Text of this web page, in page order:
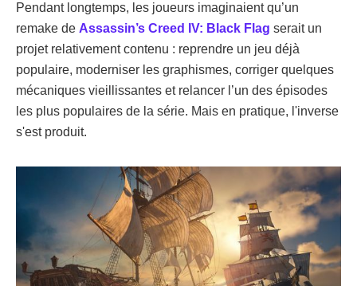
Pendant longtemps, les joueurs imaginaient qu’un
remake de Assassin’s Creed IV: Black Flag serait un
projet relativement contenu : reprendre un jeu déjà
populaire, moderniser les graphismes, corriger quelques
mécaniques vieillissantes et relancer l’un des épisodes
les plus populaires de la série. Mais en pratique, l'inverse
s'est produit.